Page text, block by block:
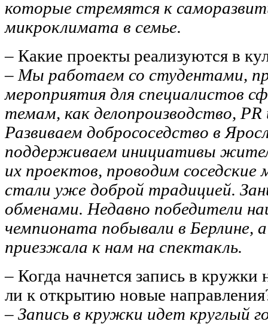
которые стремятся к
микроклимата в семье.
– Какие проекты реализуются в
– Мы работаем со студентами,
мероприятия для специалистов
темам, как делопроизводство, PR
Развиваем добрососедство в
поддерживаем инициативы
их проектов, проводим
стали уже доброй традицией.
обменами. Недавно победители
чемпионата побывали в Берлине,
приезжала к нам на спектакль.
– Когда начнется запись в
ли к открытию новые
– Запись в кружки идет круглый